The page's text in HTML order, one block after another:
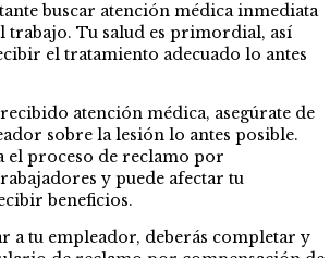
buscar atención médica inmediata
trabajo. Tu salud es primordial, así
el tratamiento adecuado lo antes
atención médica, asegúrate de
sobre la lesión lo antes posible.
el proceso de reclamo por
y puede afectar tu
beneficios.
a tu empleador, deberás completar y